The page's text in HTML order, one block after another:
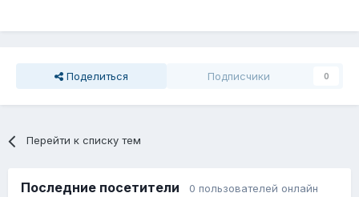
Поделиться Подписчики 0
Перейти к списку тем
Последние посетители 0 пользователей онлайн